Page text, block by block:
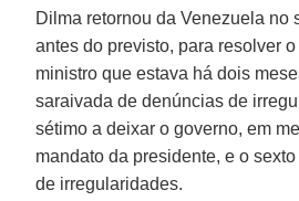
Dilma retornou da Venezuela no
antes do previsto, para resolver
ministro que estava há dois
saraivada de denúncias de
sétimo a deixar o governo, em
mandato da presidente, e o
de irregularidades.